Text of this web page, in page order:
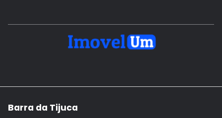
Barra da Tijuca